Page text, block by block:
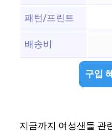
패턴/프린트
배송비
구입
지금까지 여성샌들 관